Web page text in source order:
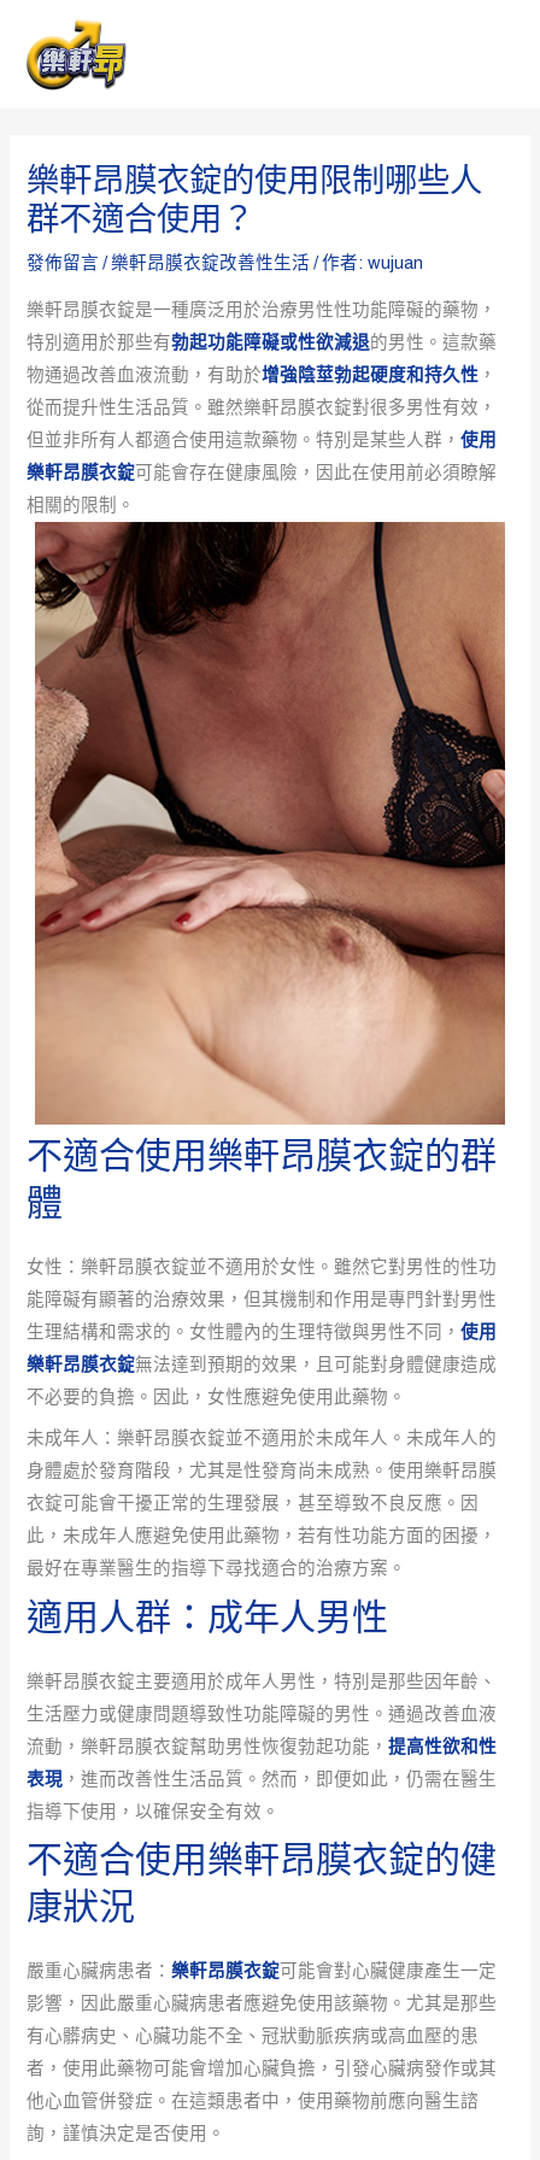
樂軒昂膜衣錠的使用限制哪些人
群不適合使用？
發佈留言 /樂軒昂膜衣錠改善性生活 / 作者:wujuan
樂軒昂膜衣錠是一種廣泛用於治療男性性功能障礙的藥物，
特別適用於那些有勃起功能障礙或性欲減退的男性。這款藥
物通過改善血液流動，有助於增強陰莖勃起硬度和持久性 ，
從而提升性生活品質。雖然樂軒昂膜衣錠對很多男性有效，
但並非所有人都適合使用這款藥物。特別是某些人群，使用
樂軒昂膜衣錠可能會存在健康風險，因此在使用前必須瞭解
相關的限制。
不適合使用樂軒昂膜衣錠的群
體
女性：樂軒昂膜衣錠並不適用於女性。雖然它對男性的性功
能障礙有顯著的治療效果，但其機制和作用是專門針對男性
生理結構和需求的。女性體內的生理特徵與男性不同，使用
樂軒昂膜衣錠無法達到預期的效果，且可能對身體健康造成
不必要的負擔。因此，女性應避免使用此藥物。
未成年人：樂軒昂膜衣錠並不適用於未成年人。未成年人的
身體處於發育階段，尤其是性發育尚未成熟。使用樂軒昂膜
衣錠可能會干擾正常的生理發展，甚至導致不良反應。因
此，未成年人應避免使用此藥物，若有性功能方面的困擾，
最好在專業醫生的指導下尋找適合的治療方案。
適用人群：成年人男性
樂軒昂膜衣錠主要適用於成年人男性，特別是那些因年齡、
生活壓力或健康問題導致性功能障礙的男性。通過改善血液
流動，樂軒昂膜衣錠幫助男性恢復勃起功能，提高性欲和性
表現 ，進而改善性生活品質。然而，即便如此，仍需在醫生
指導下使用，以確保安全有效。
不適合使用樂軒昂膜衣錠的健
康狀況
嚴重心臟病患者：樂軒昂膜衣錠可能會對心臟健康產生一定
影響，因此嚴重心臟病患者應避免使用該藥物。尤其是那些
有心髒病史、心臟功能不全、冠狀動脈疾病或高血壓的患
者，使用此藥物可能會增加心臟負擔，引發心臟病發作或其
他心血管併發症。在這類患者中，使用藥物前應向醫生諮
詢，謹慎決定是否使用。
navigation